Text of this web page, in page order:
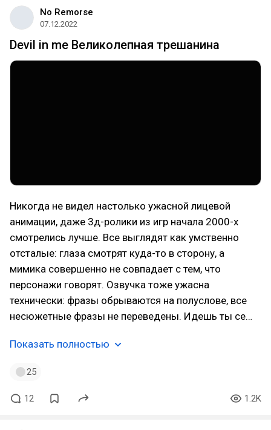
No Remorse
07.12.2022
Devil in me Великолепная трешанина
Никогда не видел настолько ужасной лицевой
анимации, даже 3д-ролики из игр начала 2000-х
смотрелись лучше. Все выглядят как умственно
отсталые: глаза смотрят куда-то в сторону, а
мимика совершенно не совпадает с тем, что
персонажи говорят. Озвучка тоже ужасна
технически: фразы обрываются на полуслове, все
несюжетные фразы не переведены. Идешь ты се…
Показать полностью
25
12 1.2K